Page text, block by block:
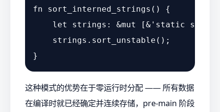
fn
sort_interned_strings () {
let
strings : &mut [& 'static str
    strings.
sort_unstable ();
这种模式的优势在于零运行时分配 —— 所有数据
在编译时就已经确定并连续存储，pre-main 阶段